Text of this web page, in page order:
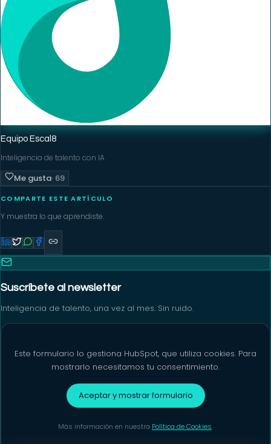
Equipo Escal8
Inteligencia de talento con IA
Me gusta· 69
COMPARTE ESTE ARTÍCULO
Y muestra lo que aprendiste.
Suscríbete al newsletter
Inteligencia de talento, una vez al mes. Sin ruido.
Este formulario lo gestiona HubSpot, que utiliza cookies. Para
mostrarlo necesitamos tu consentimiento.
Aceptar y mostrar formulario
Más información en nuestra Política de Cookies.